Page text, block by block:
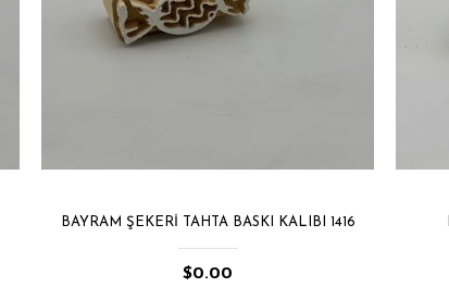
BAYRAM ŞEKERI TAHTA BASKI KALIBI 1416
$0.00